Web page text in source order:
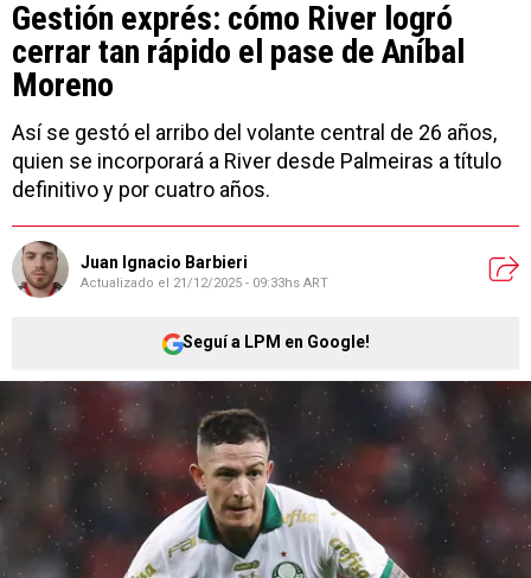
Gestión exprés: cómo River logró
cerrar tan rápido el pase de Aníbal
Moreno
Así se gestó el arribo del volante central de 26 años,
quien se incorporará a River desde Palmeiras a título
definitivo y por cuatro años.
Juan Ignacio Barbieri
Actualizado el 21/12/2025 - 09:33hs ART
Seguí a LPM en Google!